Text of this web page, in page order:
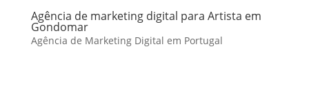
Agência de marketing digital para Artista em
Gondomar
Agência de Marketing Digital em Portugal